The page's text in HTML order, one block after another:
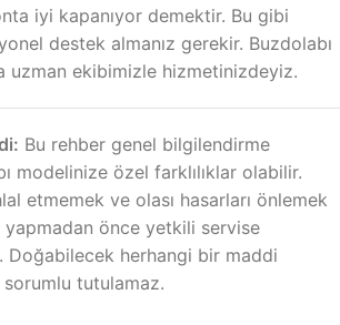
iyi kapanıyor demektir. Bu gibi
destek almanız gerekir. Buzdolabı
uzman ekibimizle hizmetinizdeyiz.
Bu rehber genel bilgilendirme
modelinize özel farklılıklar olabilir.
etmemek ve olası hasarları önlemek
önce yetkili servise
Doğabilecek herhangi bir maddi
sorumlu tutulamaz.